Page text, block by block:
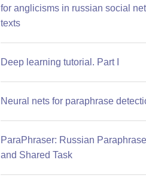
for anglicisms in russian social
texts
Deep learning tutorial. Part I
Neural nets for paraphrase
ParaPhraser: Russian
and Shared Task